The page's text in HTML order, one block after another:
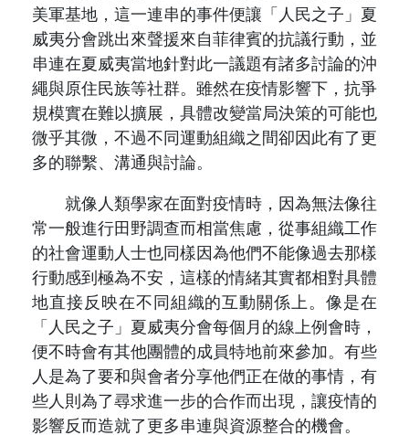
美軍基地，這一連串的事件便讓「人民之子」夏
威夷分會跳出來聲援來自菲律賓的抗議行動，並
串連在夏威夷當地針對此一議題有諸多討論的沖
繩與原住民族等社群。雖然在疫情影響下，抗爭
規模實在難以擴展，具體改變當局決策的可能也
微乎其微，不過不同運動組織之間卻因此有了更
多的聯繫、溝通與討論。
就像人類學家在面對疫情時，因為無法像往
常一般進行田野調查而相當焦慮，從事組織工作
的社會運動人士也同樣因為他們不能像過去那樣
行動感到極為不安，這樣的情緒其實都相對具體
地直接反映在不同組織的互動關係上。像是在
「人民之子」夏威夷分會每個月的線上例會時，
便不時會有其他團體的成員特地前來參加。有些
人是為了要和與會者分享他們正在做的事情，有
些人則為了尋求進一步的合作而出現，讓疫情的
影響反而造就了更多串連與資源整合的機會。